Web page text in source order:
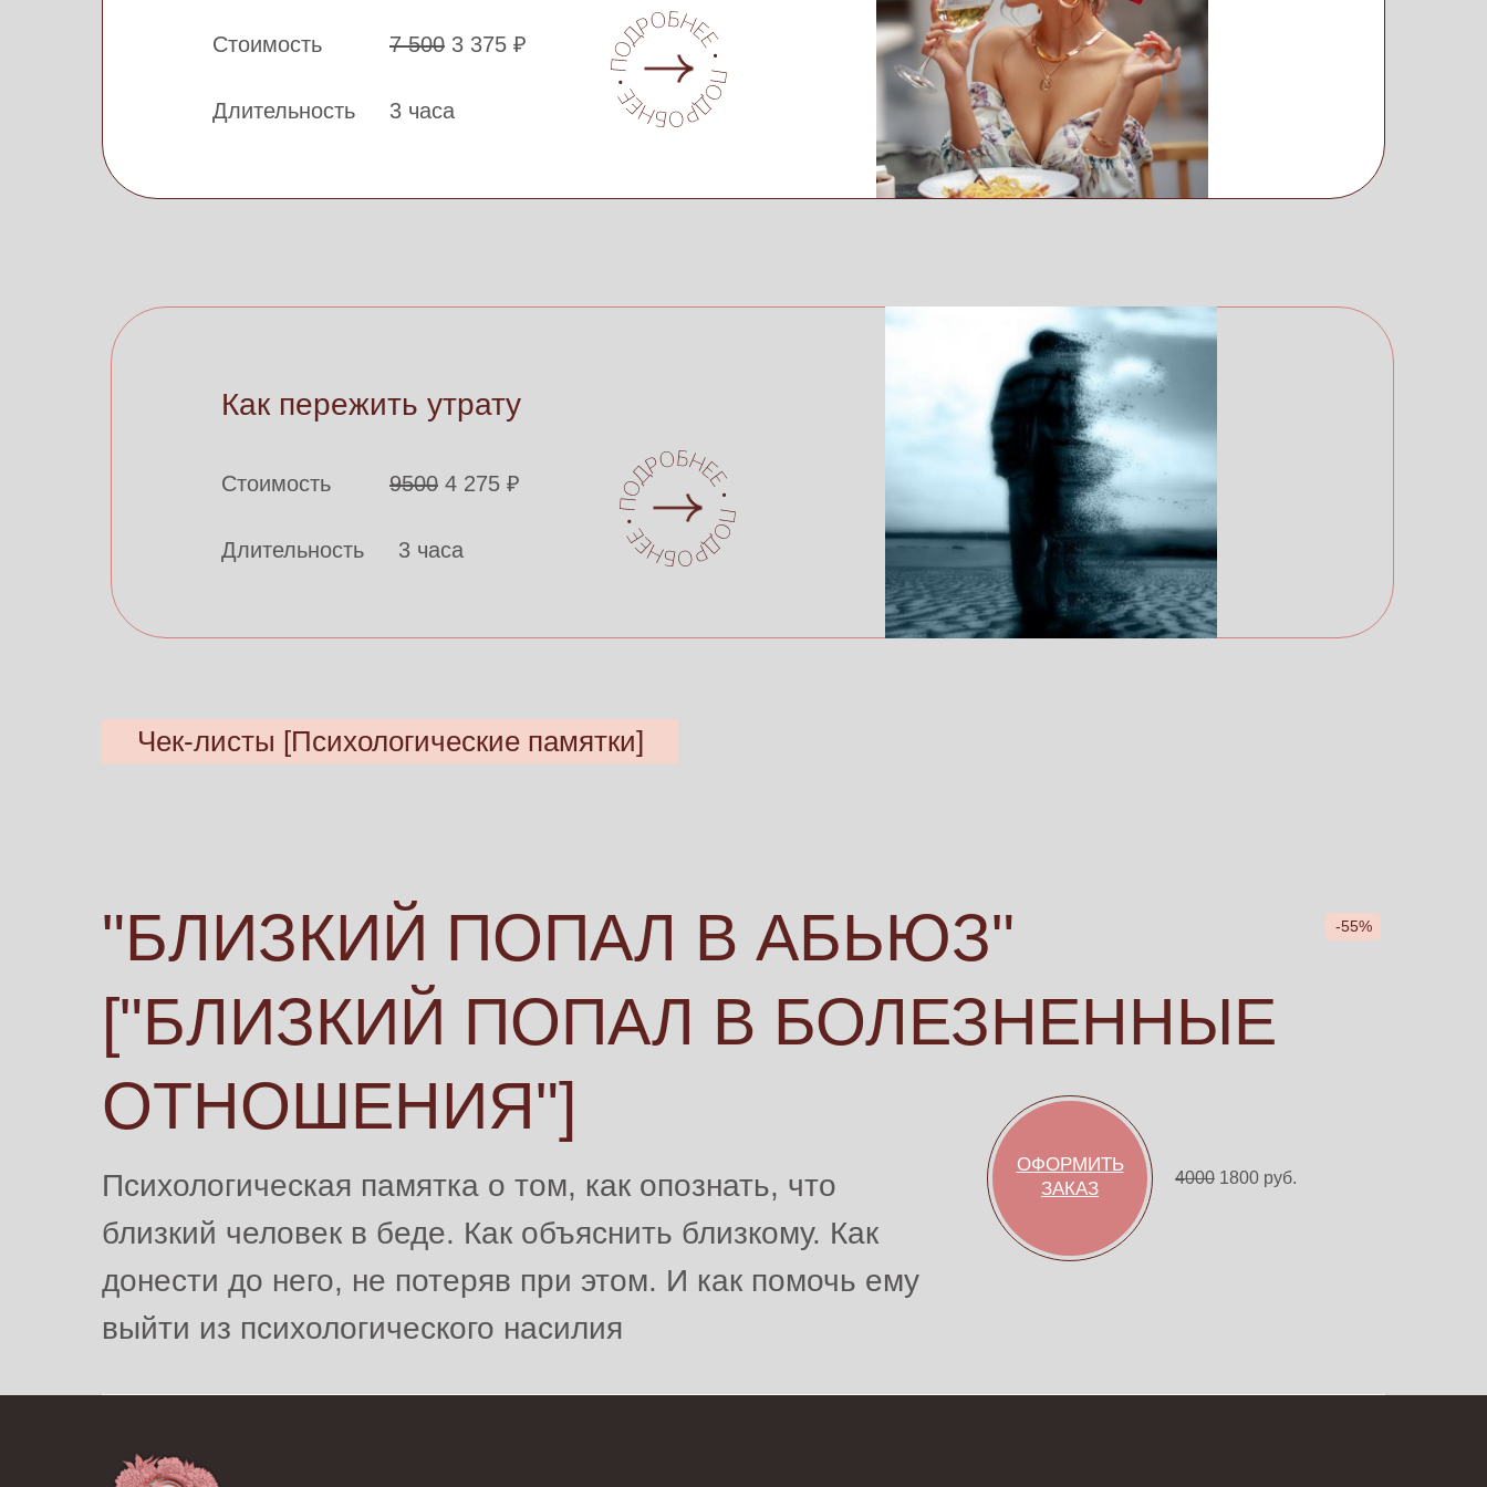
Стоимость
Длительность 3 часа
7 500 3 375 ₽
Стоимость
Как пережить утрату
9500 4 275 ₽
Длительность 3 часа
Чек-листы [Психологические памятки]
"БЛИЗКИЙ ПОПАЛ В АБЬЮЗ"
["БЛИЗКИЙ ПОПАЛ В БОЛЕЗНЕННЫЕ
ОТНОШЕНИЯ"]
ОФОРМИТЬ
ЗАКАЗ
4000 1800 руб.
-55%
Психологическая памятка о том, как опознать, что
близкий человек в беде. Как объяснить близкому. Как
донести до него, не потеряв при этом. И как помочь ему
выйти из психологического насилия